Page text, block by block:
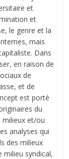
et
et
le genre et la
mais
Dans
en raison de
de
et de
est porté
du
milieux et/ou
analyses qui
des milieux
milieu syndical,